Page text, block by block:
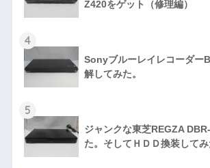
Z420をゲット（修理編）
4
Sonyブルーレイレコーダー
解してみた。
5
ジャンクな東芝REGZA
た。そしてＨＤＤ換装してみ